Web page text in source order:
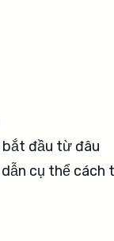
bắt đầu từ đâu
cụ thể cách